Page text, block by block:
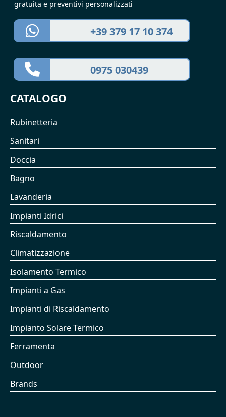
gratuita e preventivi personalizzati
+39 379 17 10 374
0975 030439
CATALOGO
Rubinetteria
Sanitari
Doccia
Bagno
Lavanderia
Impianti Idrici
Riscaldamento
Climatizzazione
Isolamento Termico
Impianti a Gas
Impianti di Riscaldamento
Impianto Solare Termico
Ferramenta
Outdoor
Brands